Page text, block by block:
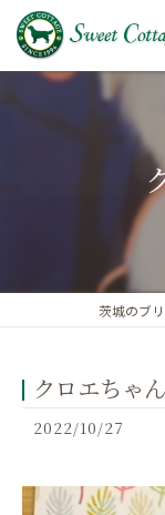
茨城のブ
クロエちゃん
2022/10/27